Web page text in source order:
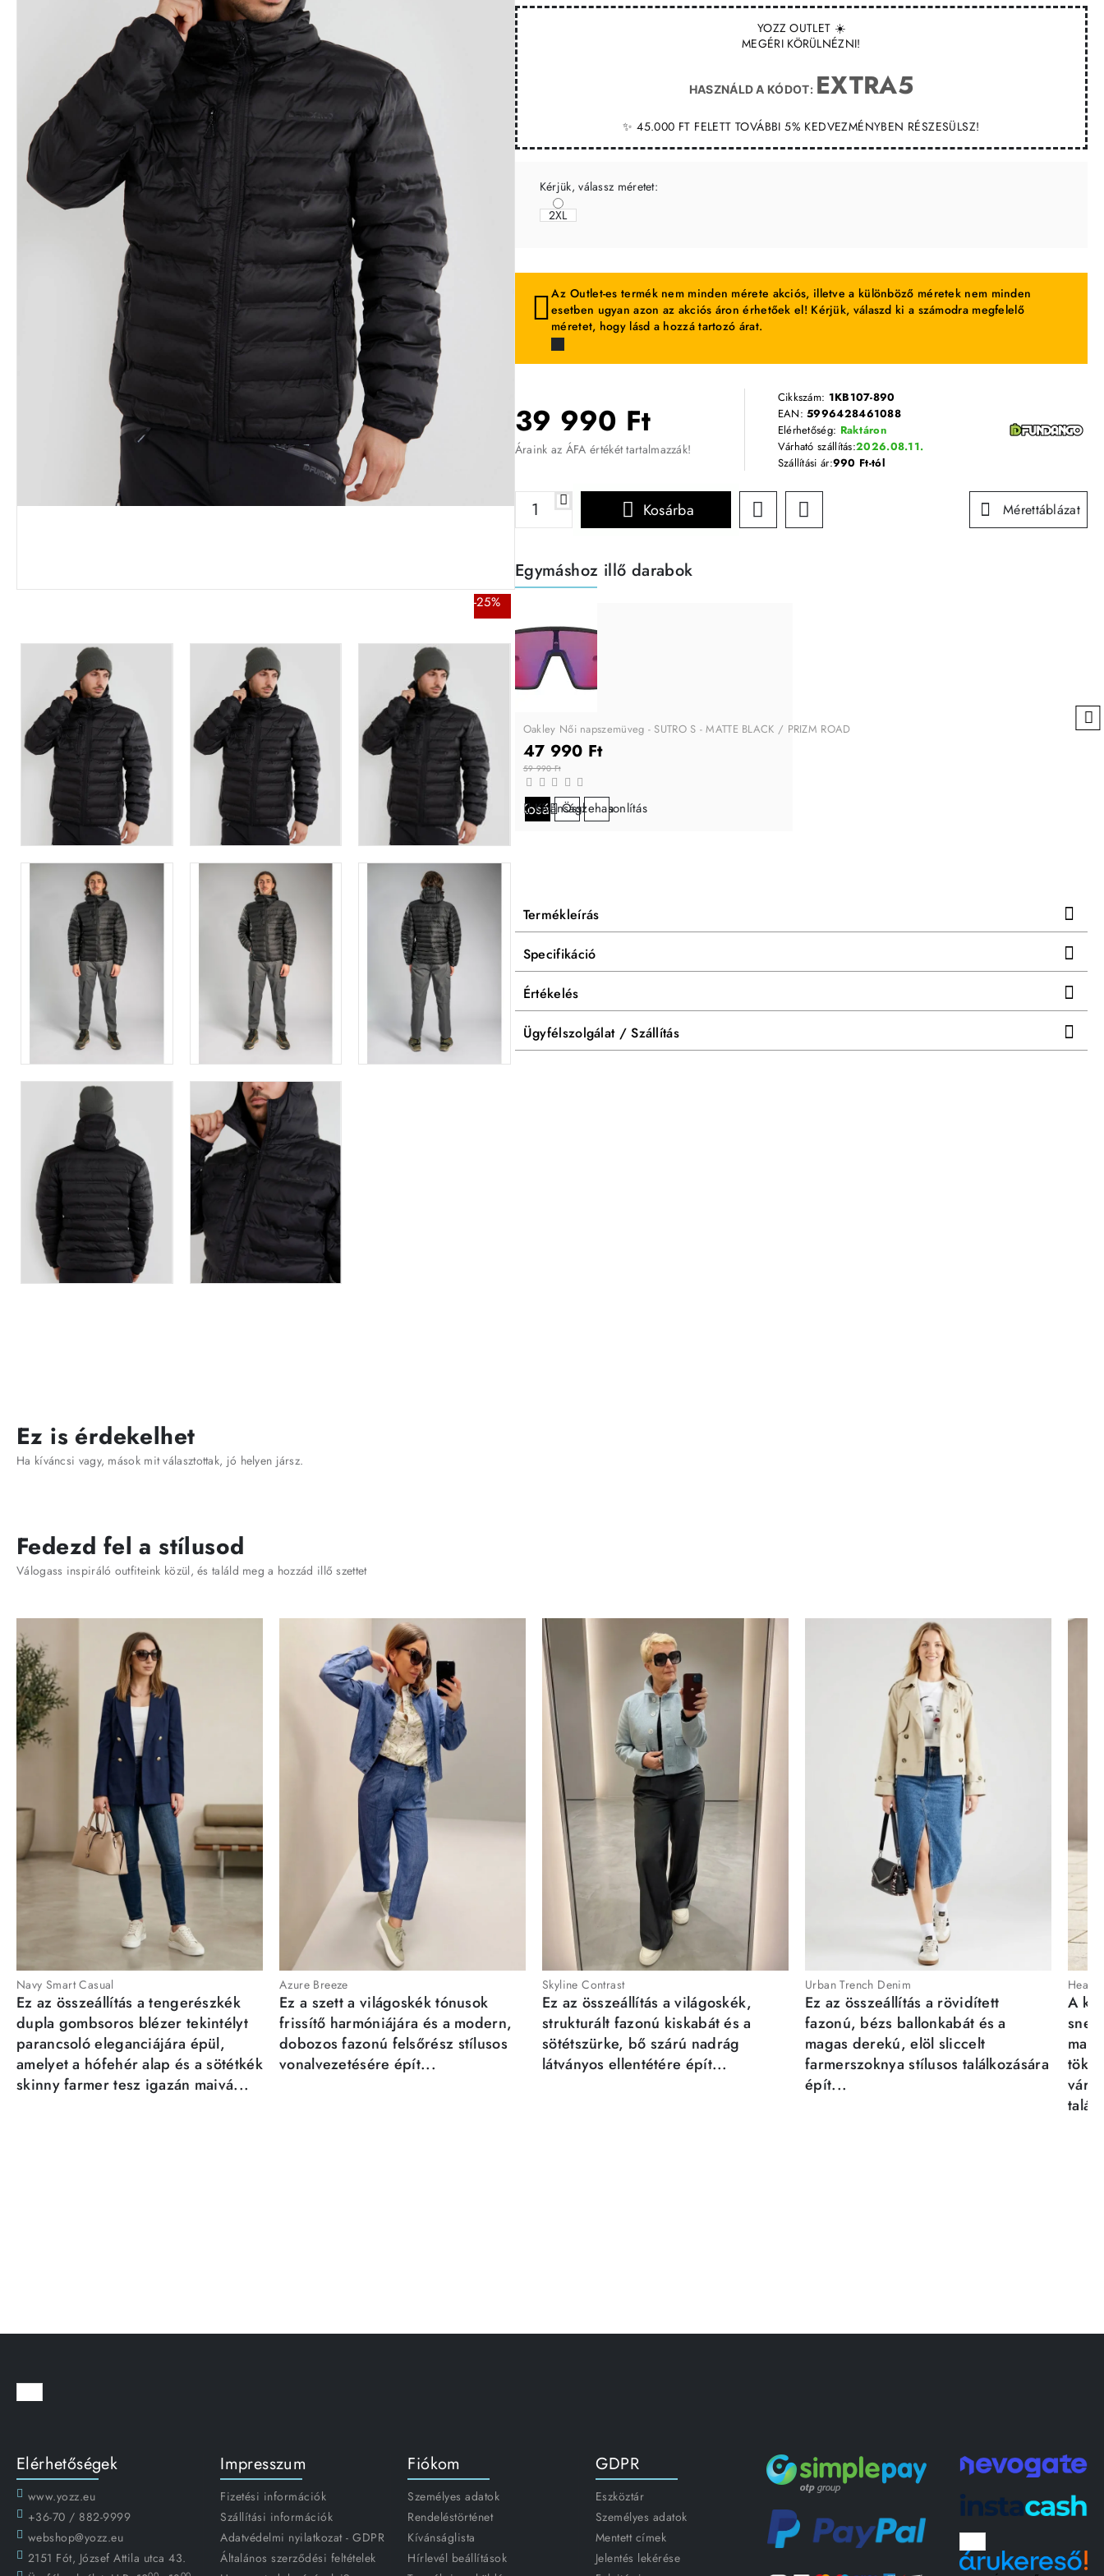
-25%
YOZZ OUTLET ☀️
MEGÉRI KÖRÜLNÉZNI!
HASZNÁLD A KÓDOT: EXTRA5
✨ 45.000 FT FELETT TOVÁBBI 5% KEDVEZMÉNYBEN RÉSZESÜLSZ!
39 990 Ft
Áraink az ÁFA értékét tartalmazzák!
Cikkszám: 1KB107-890
EAN:5996428461088
Elérhetőség: Raktáron
Várható szállítás:2026.08.11.
Szállítási ár:990 Ft-tól
Kérjük, válassz méretet:
2XL
Kosárba Mérettáblázat
Az Outlet-es termék nem minden mérete akciós, illetve a különböző méretek nem minden
esetben ugyan azon az akciós áron érhetőek el! Kérjük, válaszd ki a számodra megfelelő
méretet, hogy lásd a hozzá tartozó árat.
Egymáshoz illő darabok
Oakley Női napszemüveg - SUTRO S - MATTE BLACK / PRIZM ROAD
47 990 Ft
59 990 Ft
Kosárba
Kívánságlistára
Összehasonlítás
Termékleírás
Specifikáció
Értékelés
Ügyfélszolgálat / Szállítás
Ez is érdekelhet
Ha kíváncsi vagy, mások mit választottak, jó helyen jársz.
Fedezd fel a stílusod
Válogass inspiráló outfiteink közül, és találd meg a hozzád illő szettet
Navy Smart Casual
Ez az összeállítás a tengerészkék
dupla gombsoros blézer tekintélyt
parancsoló eleganciájára épül,
amelyet a hófehér alap és a sötétkék
skinny farmer tesz igazán maivá...
Azure Breeze
Ez a szett a világoskék tónusok
frissítő harmóniájára és a modern,
dobozos fazonú felsőrész stílusos
vonalvezetésére épít...
Skyline Contrast
Ez az összeállítás a világoskék,
strukturált fazonú kiskabát és a
sötétszürke, bő szárú nadrág
látványos ellentétére épít...
Urban Trench Denim
Ez az összeállítás a rövidített
fazonú, bézs ballonkabát és a
magas derekú, elöl sliccelt
farmerszoknya stílusos találkozására
épít...
A
Elérhetőségek
www.yozz.eu
+36-70 / 882-9999
webshop@yozz.eu
2151 Fót, József Attila utca 43.
Impresszum
Fizetési információk
Szállítási információk
Adatvédelmi nyilatkozat - GDPR
Általános szerződési feltételek
Fiókom
Személyes adatok
Rendeléstörténet
Kívánságlista
Hírlevél beállítások
GDPR
Eszköztár
Személyes adatok
Mentett címek
Jelentés lekérése